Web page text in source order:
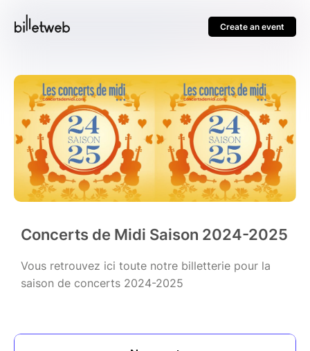
Create an event
Concerts de Midi Saison 2024-2025
Vous retrouvez ici toute notre billetterie pour la
saison de concerts 2024-2025